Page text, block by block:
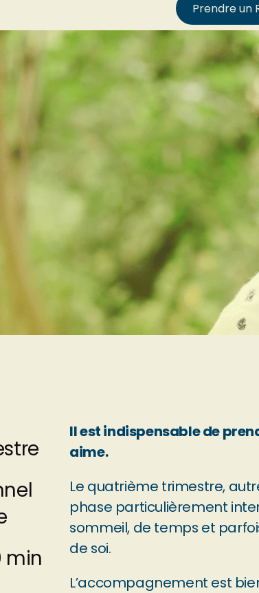
Prendre un
min
Il est indispensable de
aime.
Le quatrième trimestre,
phase particulièrement
sommeil, de temps et
de soi.
L’accompagnement est